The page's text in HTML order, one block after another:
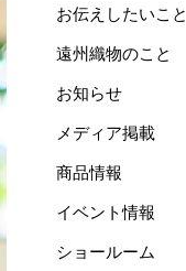
お伝えしたいこと
遠州織物のこと
お知らせ
メディア掲載
商品情報
イベント情報
ショールーム